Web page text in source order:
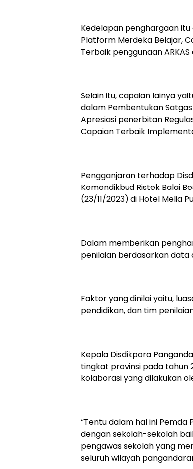
Kedelapan penghargaan
Platform Merdeka Belajar,
Terbaik penggunaan ARKAS
Selain itu, capaian lainya
dalam Pembentukan
Apresiasi penerbitan
Capaian Terbaik
Pengganjaran terhadap
Kemendikbud Ristek Balai
(23/11/2023) di Hotel Melia
Dalam memberikan
penilaian berdasarkan
Faktor yang dinilai yaitu,
pendidikan, dan tim
Kepala Disdikpora
tingkat provinsi pada tahun
kolaborasi yang dilakukan
“Tentu dalam hal ini
dengan sekolah-sekolah
pengawas sekolah yang
seluruh wilayah